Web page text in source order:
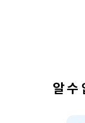
알 수